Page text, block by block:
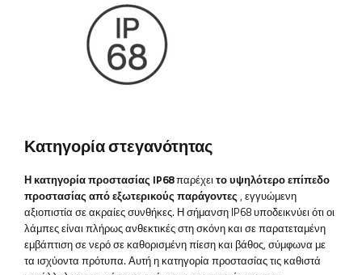
Κατηγορία στεγανότητας
Η κατηγορία προστασίας IP68παρέχειτο υψηλότερο επίπεδο
προστασίας από εξωτερικούς παράγοντες, εγγυώμενη
αξιοπιστία σε ακραίες συνθήκες. Η σήμανση IP68 υποδεικνύει ότι οι
λάμπες είναι πλήρως ανθεκτικές στη σκόνη και σε παρατεταμένη
εμβάπτιση σε νερό σε καθορισμένη πίεση και βάθος, σύμφωνα με
τα ισχύοντα πρότυπα. Αυτή η κατηγορία προστασίας τις καθιστά